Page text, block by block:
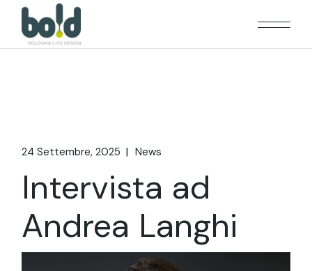
24 Settembre, 2025 News
Intervista ad
Andrea Langhi